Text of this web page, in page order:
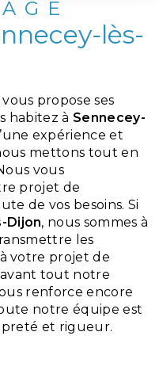
lès-
vous propose ses
habitez à Sennecey-
expérience et
mettons tout en
vous
projet de
de vos besoins. Si
Dijon, nous sommes à
les
votre projet de
tout notre
renforce encore
notre équipe est
et rigueur.